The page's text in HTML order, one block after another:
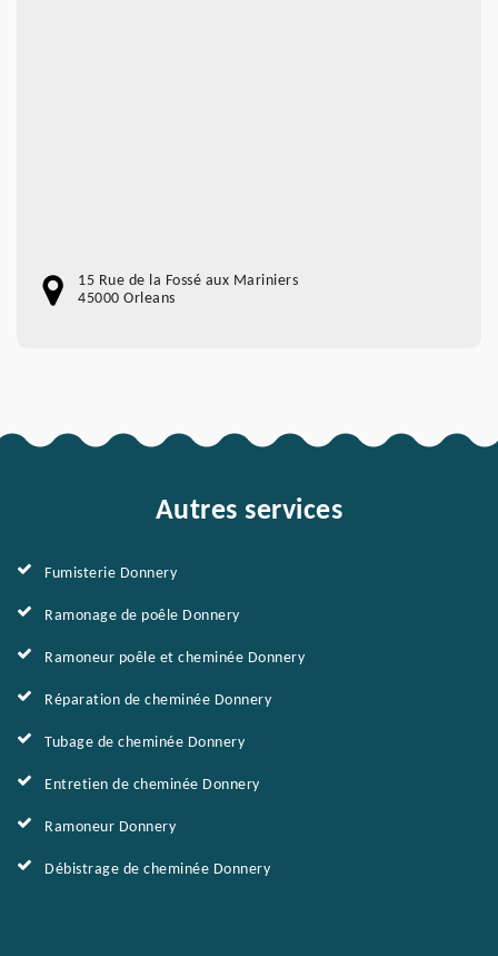
15 Rue de la Fossé aux Mariniers
45000 Orleans
Autres services
Fumisterie Donnery
Ramonage de poêle Donnery
Ramoneur poêle et cheminée Donnery
Réparation de cheminée Donnery
Tubage de cheminée Donnery
Entretien de cheminée Donnery
Ramoneur Donnery
Débistrage de cheminée Donnery